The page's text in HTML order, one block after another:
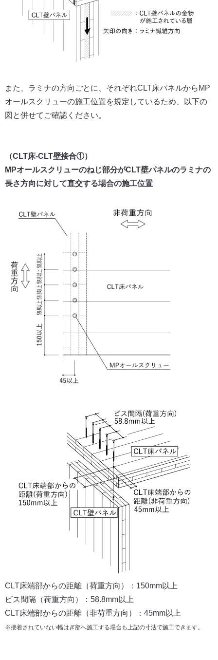
また、ラミナの方向ごとに、それぞれCLT床パネルからMP
オールスクリューの施工位置を規定しているため、以下の
図と併せてご確認ください。
（CLT床-CLT壁接合①）
MPオールスクリューのねじ部分がCLT壁パネルのラミナの
長さ方向に対して直交する場合の施工位置
CLT床端部からの距離（荷重方向）：150mm以上
ビス間隔（荷重方向）：58.8mm以上
CLT床端部からの距離（非荷重方向）：45mm以上
※接着されていない幅はぎ部へ施工する場合も上記の寸法で施工できます。